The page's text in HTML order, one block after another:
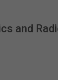
and